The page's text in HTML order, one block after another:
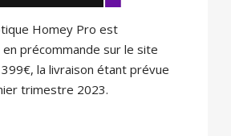
Homey Pro est
précommande sur le site
la livraison étant prévue
trimestre 2023.